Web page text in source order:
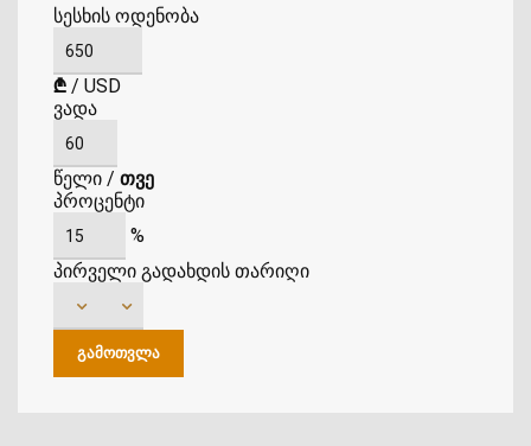
სესხის ოდენობა
₾ / USD
ვადა
წელი / თვე
პროცენტი
%
პირველი გადახდის თარიღი